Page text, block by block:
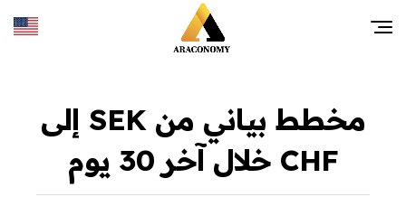
مخطط بياني من SEK إلى
CHF خلال آخر 30 يوم